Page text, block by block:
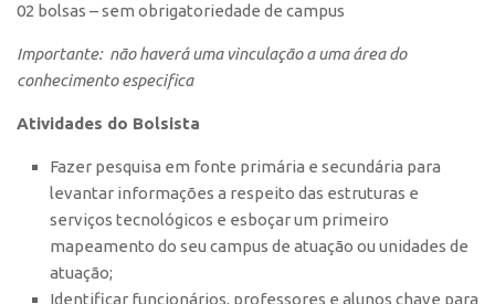
02 bolsas – sem obrigatoriedade de campus
Importante: não haverá uma vinculação a uma área do
conhecimento especifica
Atividades do Bolsista
Fazer pesquisa em fonte primária e secundária para
levantar informações a respeito das estruturas e
serviços tecnológicos e esboçar um primeiro
mapeamento do seu campus de atuação ou unidades de
atuação;
Identificar funcionários, professores e alunos chave para